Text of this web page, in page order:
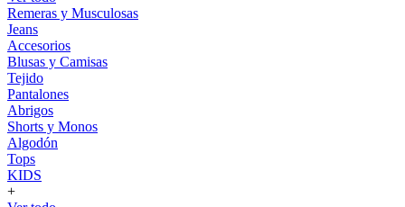
Remeras y Musculosas
Jeans
Accesorios
Blusas y Camisas
Tejido
Pantalones
Abrigos
Shorts y Monos
Algodón
Tops
KIDS
+